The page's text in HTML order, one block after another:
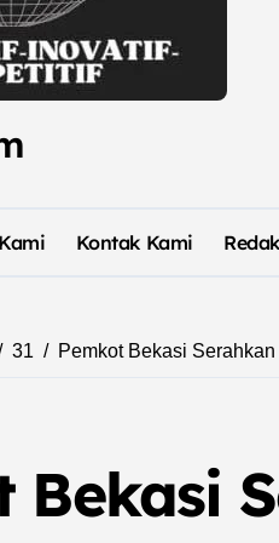
Kontak Kami
31 Pemkot Bekasi
Bekasi